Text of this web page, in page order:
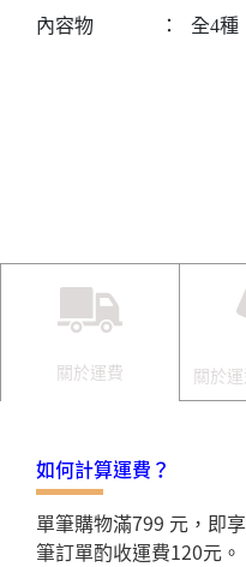
內容物
： 全4種
關於運費 關於
如何計算運費？
單筆購物滿799 元，即
筆訂單酌收運費120元。